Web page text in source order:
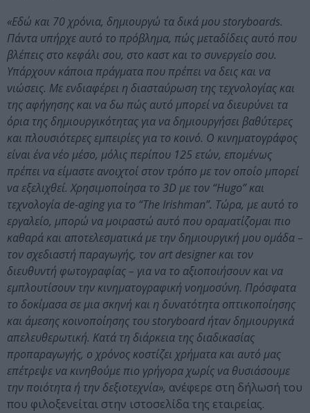
«Εδώ και 70 χρόνια, δημιουργώ τα δικά μου storyboards.
Πάντα υπήρχε αυτό το πρόβλημα, πώς μεταδίδεις αυτό που
βλέπεις στο κεφάλι σου, στο καστ και το συνεργείο σου.
Υπάρχουν κάποια πράγματα που πρέπει να δεις και να
νιώσεις. Με ενδιαφέρει η διασταύρωση της τεχνολογίας και
της αφήγησης και να δω πώς αυτό μπορεί να διευρύνει τα
όρια της δημιουργικότητας για να δημιουργήσει βαθύτερες
και πλουσιότερες εμπειρίες για το κοινό. Ο κινηματογράφος
είναι ένα νέο μέσο, μόλις περίπου 125 ετών, επομένως
πρέπει να είμαστε ανοιχτοί στον τρόπο με τον οποίο μπορεί
να εξελιχθεί. Χρησιμοποίησα το 3D με τον “Hugo” και
τεχνολογία de-aging για το “The Irishman”. Τώρα, με αυτό το
εργαλείο, μπορώ να μοιραστώ αυτό που οραματίζομαι πιο
καθαρά και αποτελεσματικά με την δημιουργική μου ομάδα –
τον σχεδιαστή παραγωγής, τον art designer και τον
διευθυντή φωτογραφίας – για να το αξιοποιήσουν και να
εμπλουτίσουν την κινηματογραφική νοημοσύνη. Πρόσφατα
το δοκίμασα σε μια σκηνή και η δυνατότητα οπτικοποίησης
και άμεσης κοινοποίησης του storyboard ήταν δημιουργικά
απελευθερωτική. Κατά τη διάρκεια της διαδικασίας
προπαραγωγής, ο χρόνος κοστίζει χρήματα και αυτό μας
επέτρεψε να κινηθούμε πιο γρήγορα χωρίς να θυσιάσουμε
την ποιότητα ή την δεξιοτεχνία», ανέφερε στη δήλωσή του
που φιλοξενείται στην ιστοσελίδα της εταιρείας.